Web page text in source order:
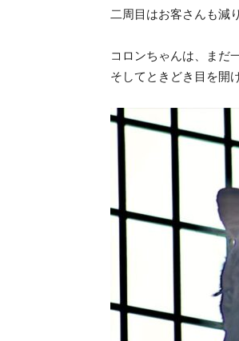
二周目はお客さんも減り
コロンちゃんは、まだ
そしてときどき目を開